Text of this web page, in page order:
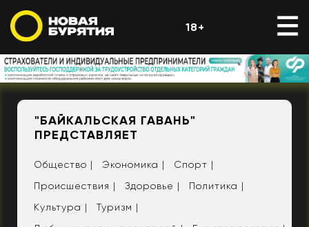
18+
"БАЙКАЛЬСКАЯ ГАВАНЬ"
ПРЕДСТАВЛЯЕТ
Общество | Экономика |
Спорт |
Происшествия |
Здоровье |
Политика |
Культура |
Туризм |